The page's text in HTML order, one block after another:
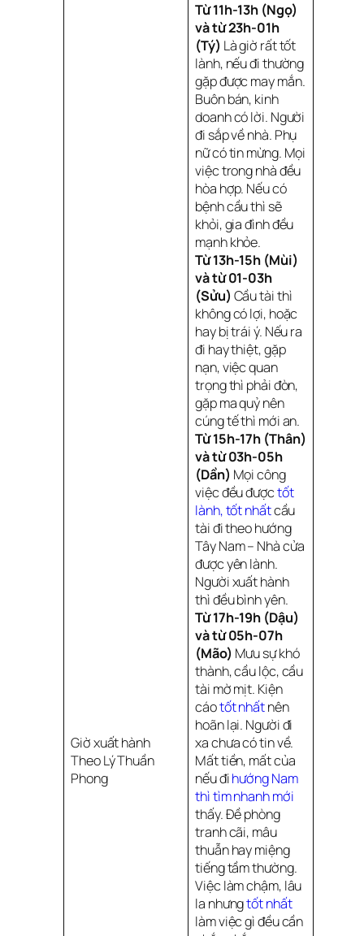
Giờ xuất hành
Theo Lý Thuần
Phong
Từ 11h-13h (Ngọ)
và từ 23h-01h
(Tý) Là giờ rất tốt
lành, nếu đi thường
gặp được may mắn.
Buôn bán, kinh
doanh có lời. Người
đi sắp về nhà. Phụ
nữ có tin mừng. Mọi
việc trong nhà đều
hòa hợp. Nếu có
bệnh cầu thì sẽ
khỏi, gia đình đều
mạnh khỏe.
Từ 13h-15h (Mùi)
và từ 01-03h
(Sửu) Cầu tài thì
không có lợi, hoặc
hay bị trái ý. Nếu ra
đi hay thiệt, gặp
nạn, việc quan
trọng thì phải đòn,
gặp ma quỷ nên
cúng tế thì mới an.
Từ 15h-17h (Thân)
và từ 03h-05h
(Dần) Mọi công
việc đều đượctốt
lành, tốt nhấtcầu
tài đi theo hướng
Tây Nam – Nhà cửa
được yên lành.
Người xuất hành
thì đều bình yên.
Từ 17h-19h (Dậu)
và từ 05h-07h
(Mão) Mưu sự khó
thành, cầu lộc, cầu
tài mờ mịt. Kiện
cáotốt nhấtnên
hoãn lại. Người đi
xa chưa có tin về.
Mất tiền, mất của
nếu đihướng Nam
thì tìm nhanh mới
thấy. Đề phòng
tranh cãi, mâu
thuẫn hay miệng
tiếng tầm thường.
Việc làm chậm, lâu
la nhưngtốt nhất
làm việc gì đều cần